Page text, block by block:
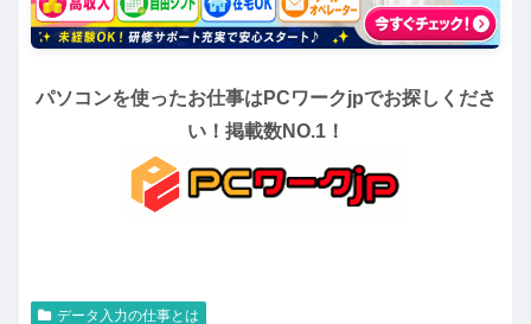
パソコンを使ったお仕事はPCワークjpでお探しくださ
い！掲載数NO.1！
データ入力の仕事とは